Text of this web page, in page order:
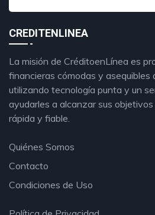
CREDITENLINEA
La misión de CréditoenLínea es
financieras cómodas y asequibles
utilizando tecnología punta y un
ayudarles a alcanzar sus
rápida y fiable.
Quiénes Somos
Contacto
Condiciones de Uso